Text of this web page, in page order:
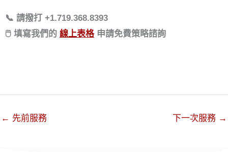
📞 請撥打 +1.719.368.8393
🖱️ 填寫我們的 線上表格申請免費策略諮詢
← 先前服務 下一次服務 →